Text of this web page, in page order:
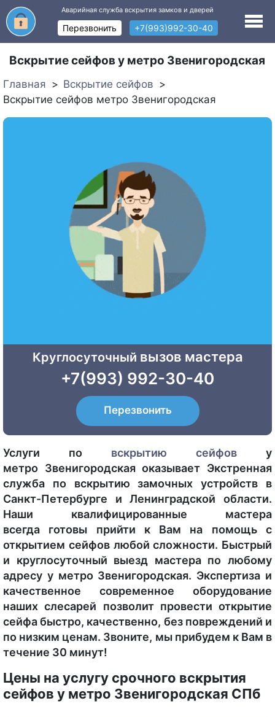
Аварийная служба вскрытия замков и дверей
Перезвонить +7(993)992-30-40
Вскрытие сейфов у метро Звенигородская
Главная
Вскрытие сейфов
Вскрытие сейфов метро Звенигородская
Круглосуточный вызов мастера
+7(993) 992-30-40
Перезвонить
Услуги по вскрытию сейфов у
метро Звенигородская оказывает Экстренная
служба по вскрытию замочных устройств в
Санкт-Петербурге и Ленинградской области.
Наши квалифицированные мастера
всегда готовы прийти к Вам на помощь с
открытием сейфов любой сложности. Быстрый
и круглосуточный выезд мастера по любому
адресу у метро Звенигородская. Экспертиза и
качественное современное оборудование
наших слесарей позволит провести открытие
сейфа быстро, качественно, без повреждений и
по низким ценам. Звоните, мы прибудем к Вам в
течение 30 минут!
Цены на услугу срочного вскрытия
сейфов у метро Звенигородская СПб